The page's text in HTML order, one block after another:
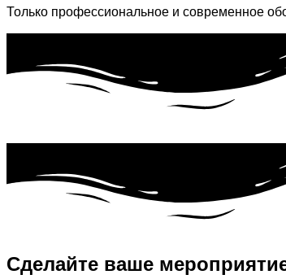
Только профессиональное и современное
Сделайте ваше